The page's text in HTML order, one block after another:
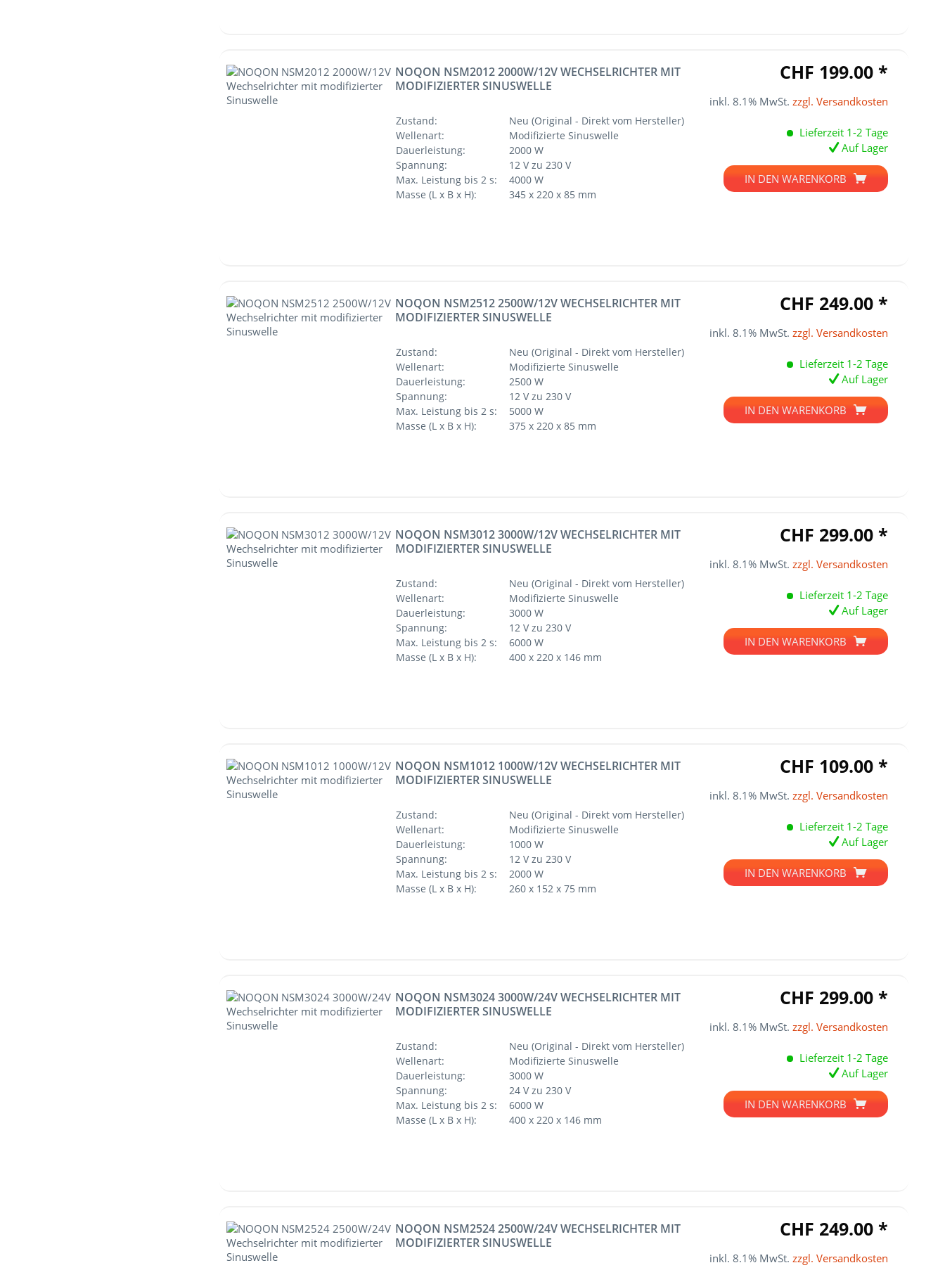
NOQON NSM2012 2000W/12V WECHSELRICHTER MIT
MODIFIZIERTER SINUSWELLE
Zustand:
Neu (Original - Direkt vom Hersteller)
Wellenart:
Modifizierte Sinuswelle
Dauerleistung:
2000 W
Spannung:
12 V zu 230 V
Max. Leistung bis 2 s:
4000 W
Masse (L x B x H):
345 x 220 x 85 mm
CHF 199.00 *
inkl. 8.1% MwSt. zzgl. Versandkosten
Lieferzeit 1-2 Tage
Auf Lager
IN DEN WARENKORB
NOQON NSM2512 2500W/12V WECHSELRICHTER MIT
MODIFIZIERTER SINUSWELLE
Zustand:
Neu (Original - Direkt vom Hersteller)
Wellenart:
Modifizierte Sinuswelle
Dauerleistung:
2500 W
Spannung:
12 V zu 230 V
Max. Leistung bis 2 s:
5000 W
Masse (L x B x H):
375 x 220 x 85 mm
CHF 249.00 *
inkl. 8.1% MwSt. zzgl. Versandkosten
Lieferzeit 1-2 Tage
Auf Lager
IN DEN WARENKORB
NOQON NSM3012 3000W/12V WECHSELRICHTER MIT
MODIFIZIERTER SINUSWELLE
Zustand:
Neu (Original - Direkt vom Hersteller)
Wellenart:
Modifizierte Sinuswelle
Dauerleistung:
3000 W
Spannung:
12 V zu 230 V
Max. Leistung bis 2 s:
6000 W
Masse (L x B x H):
400 x 220 x 146 mm
CHF 299.00 *
inkl. 8.1% MwSt. zzgl. Versandkosten
Lieferzeit 1-2 Tage
Auf Lager
IN DEN WARENKORB
NOQON NSM1012 1000W/12V WECHSELRICHTER MIT
MODIFIZIERTER SINUSWELLE
Zustand:
Neu (Original - Direkt vom Hersteller)
Wellenart:
Modifizierte Sinuswelle
Dauerleistung:
1000 W
Spannung:
12 V zu 230 V
Max. Leistung bis 2 s:
2000 W
Masse (L x B x H):
260 x 152 x 75 mm
CHF 109.00 *
inkl. 8.1% MwSt. zzgl. Versandkosten
Lieferzeit 1-2 Tage
Auf Lager
IN DEN WARENKORB
NOQON NSM3024 3000W/24V WECHSELRICHTER MIT
MODIFIZIERTER SINUSWELLE
Zustand:
Neu (Original - Direkt vom Hersteller)
Wellenart:
Modifizierte Sinuswelle
Dauerleistung:
3000 W
Spannung:
24 V zu 230 V
Max. Leistung bis 2 s:
6000 W
Masse (L x B x H):
400 x 220 x 146 mm
CHF 299.00 *
inkl. 8.1% MwSt. zzgl. Versandkosten
Lieferzeit 1-2 Tage
Auf Lager
IN DEN WARENKORB
NOQON NSM2524 2500W/24V WECHSELRICHTER MIT
MODIFIZIERTER SINUSWELLE
CHF 249.00 *
inkl. 8.1% MwSt. zzgl. Versandkosten